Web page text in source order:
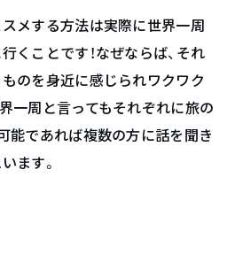
メする方法は実際に世界一周
くことです！なぜならば、それ
のを身近に感じられワクワク
一周と言ってもそれぞれに旅の
能であれば複数の方に話を聞き
ます。